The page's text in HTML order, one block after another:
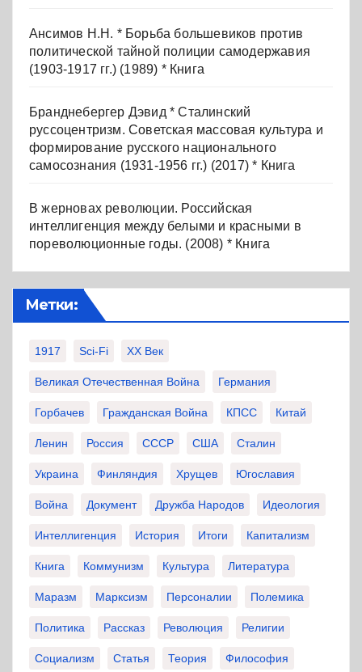
Ансимов Н.Н. * Борьба большевиков против
политической тайной полиции самодержавия
(1903-1917 гг.) (1989) * Книга
Бранднебергер Дэвид * Сталинский
руссоцентризм. Советская массовая культура и
формирование русского национального
самосознания (1931-1956 гг.) (2017) * Книга
В жерновах революции. Российская
интеллигенция между белыми и красными в
пореволюционные годы. (2008) * Книга
Метки:
1917 Sci-Fi XX Век
Великая Отечественная Война Германия
Горбачев Гражданская Война КПСС Китай
Ленин Россия СССР США Сталин
Украина Финляндия Хрущев Югославия
Война Документ Дружба Народов Идеология
Интеллигенция История Итоги Капитализм
Книга Коммунизм Культура Литература
Маразм Марксизм Персоналии Полемика
Политика Рассказ Революция Религии
Социализм Статья Теория Философия